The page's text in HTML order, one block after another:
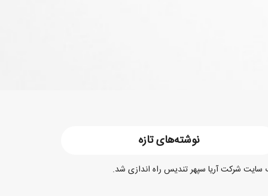
نوشته‌های تازه
شرکت آریا سپهر تندیس راه اندازی شد.